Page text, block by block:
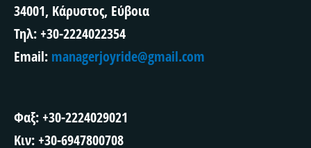
34001, Κάρυστος, Εύβοια
Τηλ: +30-2224022354
Email: managerjoyride@gmail.com
Φαξ: +30-2224029021
Κιν: +30-6947800708